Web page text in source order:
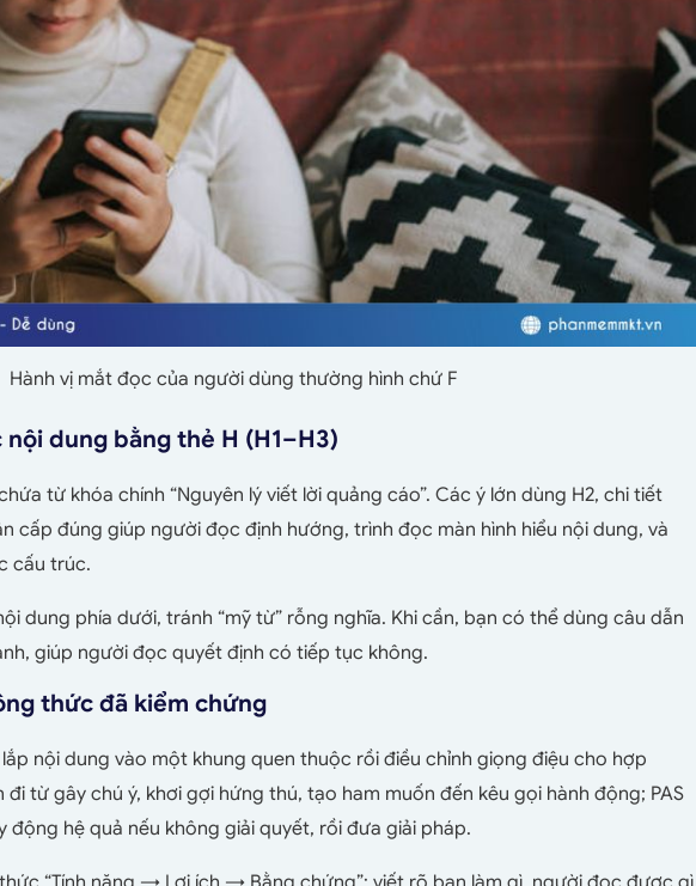
Hành vị mắt đọc của người dùng thường hình chứ F
dung bằng thẻ H (H1–H3)
từ khóa chính “Nguyên lý viết lời quảng cáo”. Các ý lớn dùng H2, chi tiết
cấp đúng giúp người đọc định hướng, trình đọc màn hình hiểu nội dung, và
cấu trúc.
dung phía dưới, tránh “mỹ từ” rỗng nghĩa. Khi cần, bạn có thể dùng câu dẫn
giúp người đọc quyết định có tiếp tục không.
thức đã kiểm chứng
lắp nội dung vào một khung quen thuộc rồi điều chỉnh giọng điệu cho hợp
từ gây chú ý, khơi gợi hứng thú, tạo ham muốn đến kêu gọi hành động; PAS
động hệ quả nếu không giải quyết, rồi đưa giải pháp.